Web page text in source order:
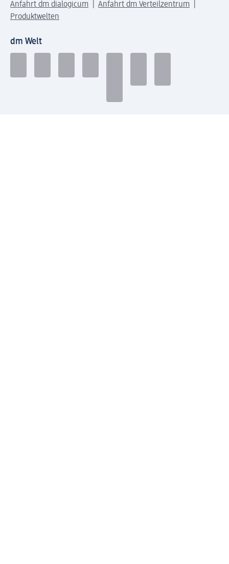
Anfahrt dm dialogicum
Anfahrt dm Verteilzentrum
Produktwelten
dm Welt